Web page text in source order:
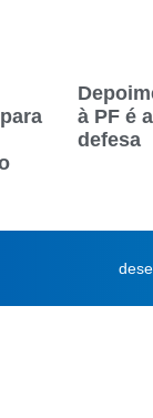
à PF é
defesa